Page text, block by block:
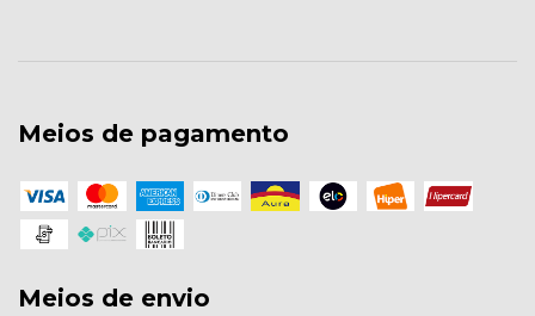
Meios de pagamento
Meios de envio